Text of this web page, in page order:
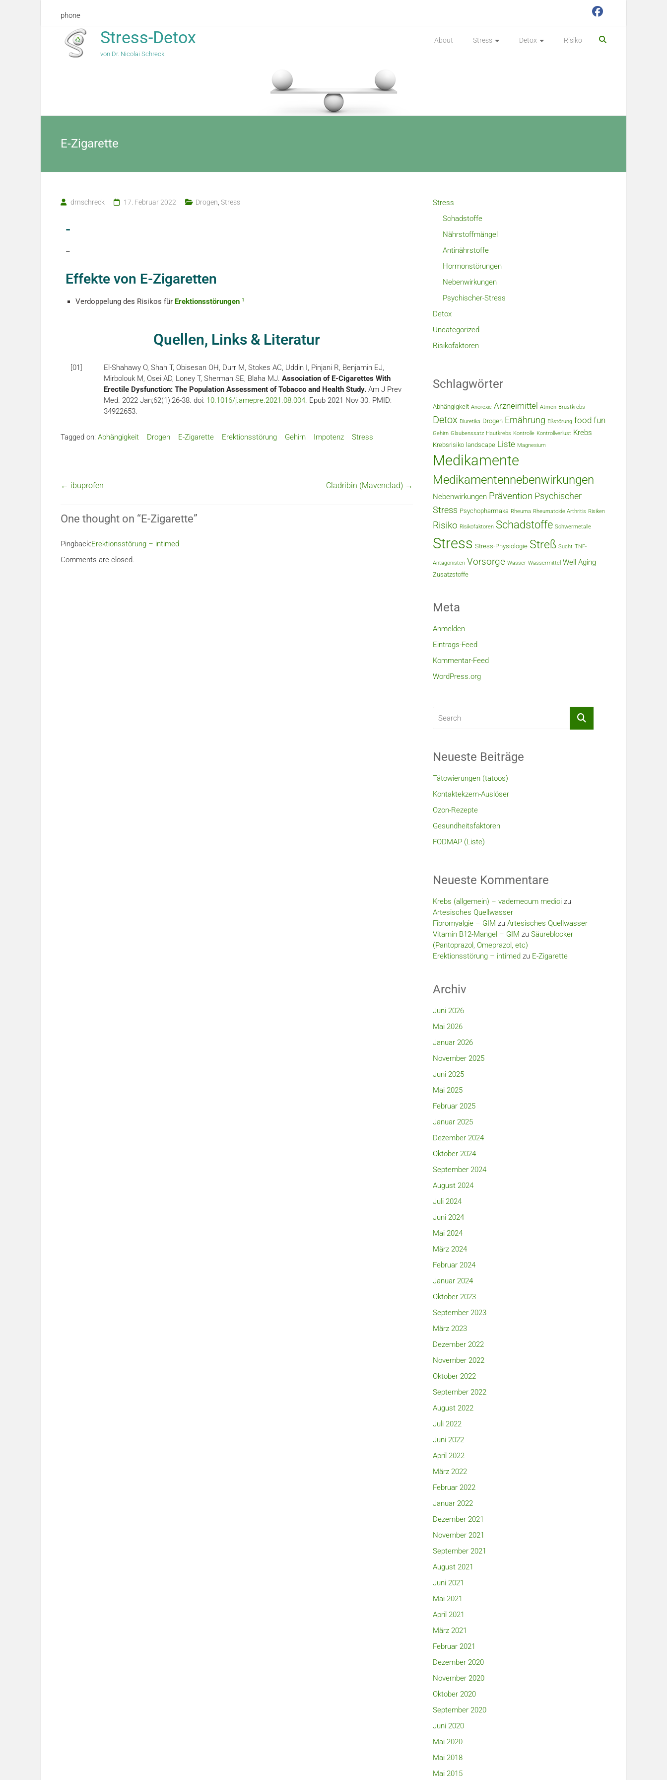
phone
Stress-Detox
von Dr. Nicolai Schreck
About Stress Detox Risiko
E-Zigarette
drnschreck 17. Februar 2022 Drogen Stress
-
–
Effekte von E-Zigaretten
Verdoppelung des Risikos für Erektionsstörungen 1
Quellen, Links & Literatur
[01]
El-Shahawy O, Shah T, Obisesan OH, Durr M, Stokes AC, Uddin I, Pinjani R, Benjamin EJ,
Mirbolouk M, Osei AD, Loney T, Sherman SE, Blaha MJ. Association of E-Cigarettes With
Erectile Dysfunction: The Population Assessment of Tobacco and Health Study.Am J Prev
Med. 2022 Jan;62(1):26-38. doi: 10.1016/j.amepre.2021.08.004. Epub 2021 Nov 30. PMID:
34922653.
Tagged on: Abhängigkeit Drogen E-Zigarette Erektionsstörung Gehirn Impotenz Stress
← ibuprofen Cladribin (Mavenclad) →
One thought on “E-Zigarette”
Pingback:Erektionsstörung – intimed
Comments are closed.
Stress
Schadstoffe
Nährstoffmängel
Antinährstoffe
Hormonstörungen
Nebenwirkungen
Psychischer-Stress
Detox
Uncategorized
Risikofaktoren
Schlagwörter
Abhängigkeit Anorexie Arzneimittel Atmen Brustkrebs
Detox Diuretika Drogen Ernährung Eßstörung food fun
Gehirn Glaubenssatz Hautkrebs Kontrolle Kontrollverlust Krebs
Krebsrisiko landscape Liste Magnesium
Medikamente
Medikamentennebenwirkungen
Nebenwirkungen Prävention Psychischer
Stress Psychopharmaka Rheuma Rheumatoide Arthritis Risiken
Risiko Risikofaktoren Schadstoffe Schwermetalle
Stress Stress-Physiologie Streß Sucht TNF-
Antagonisten Vorsorge Wasser Wassermittel Well Aging
Zusatzstoffe
Meta
Anmelden
Eintrags-Feed
Kommentar-Feed
WordPress.org
Neueste Beiträge
Tätowierungen (tatoos)
Kontaktekzem-Auslöser
Ozon-Rezepte
Gesundheitsfaktoren
FODMAP (Liste)
Neueste Kommentare
Krebs (allgemein) – vademecum medici zu
Artesisches Quellwasser
Fibromyalgie – GIM zu Artesisches Quellwasser
Vitamin B12-Mangel – GIM zu Säureblocker
(Pantoprazol, Omeprazol, etc)
Erektionsstörung – intimed zu E-Zigarette
Archiv
Juni 2026
Mai 2026
Januar 2026
November 2025
Juni 2025
Mai 2025
Februar 2025
Januar 2025
Dezember 2024
Oktober 2024
September 2024
August 2024
Juli 2024
Juni 2024
Mai 2024
März 2024
Februar 2024
Januar 2024
Oktober 2023
September 2023
März 2023
Dezember 2022
November 2022
Oktober 2022
September 2022
August 2022
Juli 2022
Juni 2022
April 2022
März 2022
Februar 2022
Januar 2022
Dezember 2021
November 2021
September 2021
August 2021
Juni 2021
Mai 2021
April 2021
März 2021
Februar 2021
Dezember 2020
November 2020
Oktober 2020
September 2020
Juni 2020
Mai 2020
Mai 2018
Mai 2015